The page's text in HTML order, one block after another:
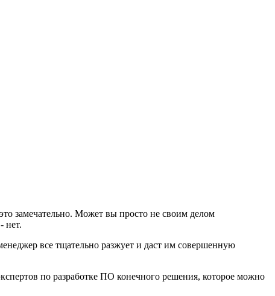
замечательно. Может вы просто не своим делом
нет.
все тщательно разжует и даст им совершенную
по разработке ПО конечного решения, которое можно